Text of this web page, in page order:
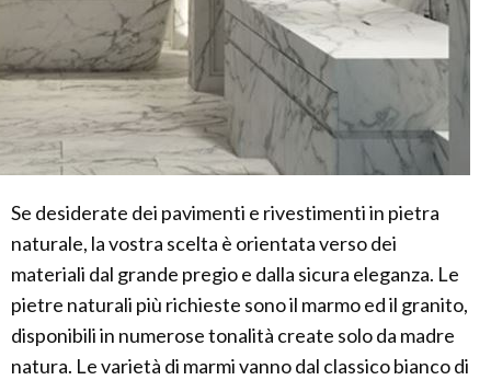
Se desiderate dei pavimenti e rivestimenti in pietra
naturale, la vostra scelta è orientata verso dei
materiali dal grande pregio e dalla sicura eleganza. Le
pietre naturali più richieste sono il marmo ed il granito,
disponibili in numerose tonalità create solo da madre
natura. Le varietà di marmi vanno dal classico bianco di